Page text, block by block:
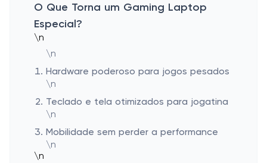
O Que Torna um Gaming Laptop
Especial?
\n
\n
Hardware poderoso para jogos pesados
\n
Teclado e tela otimizados para jogatina
\n
Mobilidade sem perder a performance
\n
\n